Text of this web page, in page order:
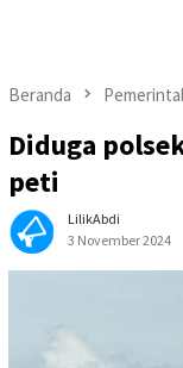
Beranda
Diduga
peti
LilikAbdi
3 November 2024